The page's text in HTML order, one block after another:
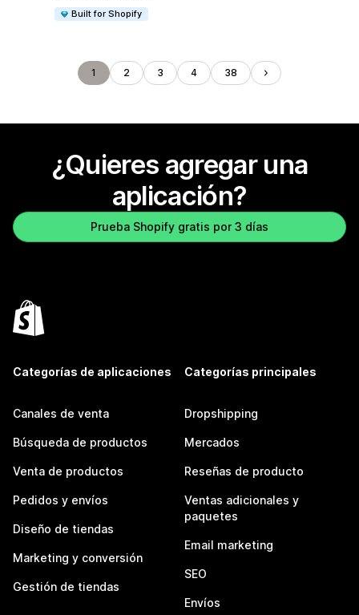
Built for Shopify
1 2 3 4 38
¿Quieres agregar una
aplicación?
Prueba Shopify gratis por 3 días
Categorías de aplicaciones
Canales de venta
Búsqueda de productos
Venta de productos
Pedidos y envíos
Diseño de tiendas
Marketing y conversión
Gestión de tiendas
Categorías principales
Dropshipping
Mercados
Reseñas de producto
Ventas adicionales y
paquetes
Email marketing
SEO
Envíos